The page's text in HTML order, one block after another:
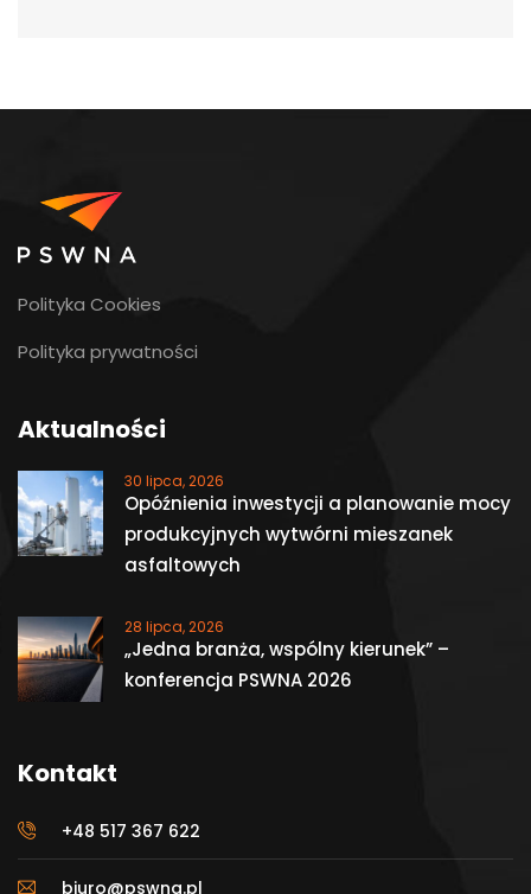
Polityka Cookies
Polityka prywatności
Aktualności
30 lipca, 2026
Opóźnienia inwestycji a planowanie mocy
produkcyjnych wytwórni mieszanek
asfaltowych
28 lipca, 2026
„Jedna branża, wspólny kierunek” –
konferencja PSWNA 2026
Kontakt
+48 517 367 622
biuro@pswna.pl